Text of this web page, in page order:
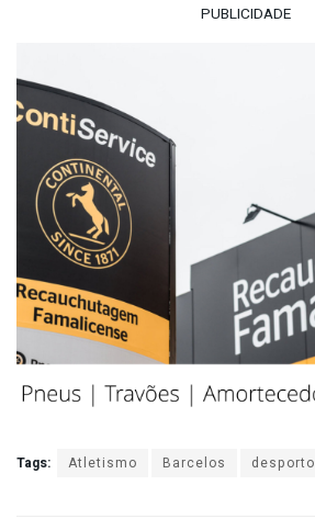
PUBLICIDADE
Tags: Atletismo Barcelos desporto